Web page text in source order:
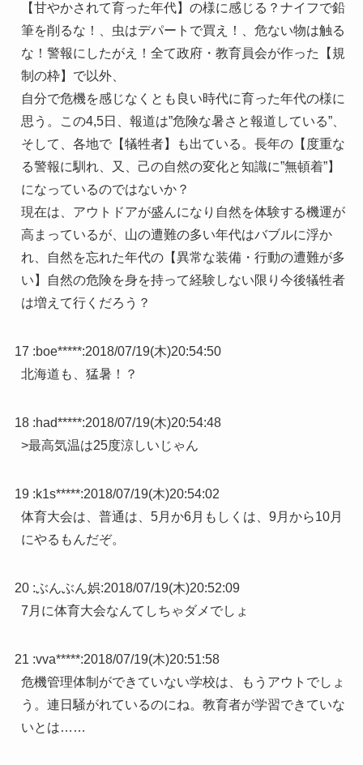
【甘やかされて育った年代】の様に感じる？ナイフで鉛
筆を削るな！、虫はデパートで買え！、危ない物は触る
な！警報にしたがえ！全て政府・教育員会が作った【規
制の枠】で以外、
自分で危機を感じなくとも良い時代に育った年代の様に
思う。この4,5日、報道は”危険な暑さと報道している”、
そして、各地で【犠牲者】も出ている。長年の【度重な
る警報に馴れ、又、己の自然の変化と知識に”無頓着”】
になっているのではないか？
現在は、アウトドアが盛んになり自然を体験する機運が
高まっているが、山の遭難の多い年代はバブルに浮か
れ、自然を忘れた年代の【異常な装備・行動の遭難が多
い】自然の危険を身を持って経験しない限り今後犠牲者
は増えて行くだろう？
17 :boe*****:2018/07/19(木)20:54:50
北海道も、猛暑！？
18 :had*****:2018/07/19(木)20:54:48
>最高気温は25度涼しいじゃん
19 :k1s*****:2018/07/19(木)20:54:02
体育大会は、普通は、5月か6月もしくは、9月から10月
にやるもんだぞ。
20 :ぶんぶん娯:2018/07/19(木)20:52:09
7月に体育大会なんてしちゃダメでしょ
21 :vva*****:2018/07/19(木)20:51:58
危機管理体制ができていない学校は、もうアウトでしょ
う。連日騒がれているのにね。教育者が学習できていな
いとは……